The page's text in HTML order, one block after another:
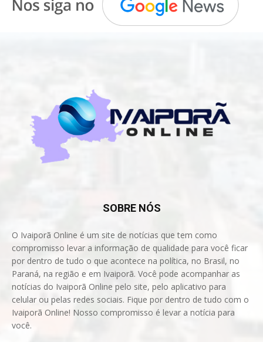
SOBRE NÓS
O Ivaiporã Online é um site de notícias que tem como
compromisso levar a informação de qualidade para você ficar
por dentro de tudo o que acontece na política, no Brasil, no
Paraná, na região e em Ivaiporã. Você pode acompanhar as
notícias do Ivaiporã Online pelo site, pelo aplicativo para
celular ou pelas redes sociais. Fique por dentro de tudo com o
Ivaiporã Online! Nosso compromisso é levar a notícia para
você.